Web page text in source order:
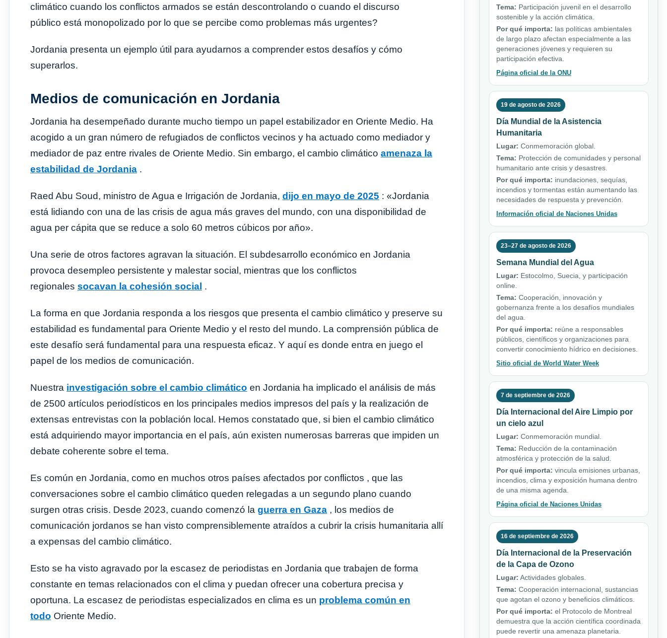
climático cuando los conflictos armados se están descontrolando o cuando el discurso
público está monopolizado por lo que se percibe como problemas más urgentes?
Jordania presenta un ejemplo útil para ayudarnos a comprender estos desafíos y cómo
superarlos.
Medios de comunicación en Jordania
Jordania ha desempeñado durante mucho tiempo un papel estabilizador en Oriente Medio. Ha
acogido a un gran número de refugiados de conflictos vecinos y ha actuado como mediador y
mediador de paz entre rivales de Oriente Medio. Sin embargo, el cambio climático amenaza la
estabilidad de Jordania .
Raed Abu Soud, ministro de Agua e Irrigación de Jordania, dijo en mayo de 2025 : «Jordania
está lidiando con una de las crisis de agua más graves del mundo, con una disponibilidad de
agua per cápita que se reduce a solo 60 metros cúbicos por año».
Una serie de otros factores agravan la situación. El subdesarrollo económico en Jordania
provoca desempleo persistente y malestar social, mientras que los conflictos
regionales socavan la cohesión social .
La forma en que Jordania responda a los riesgos que presenta el cambio climático y preserve su
estabilidad es fundamental para Oriente Medio y el resto del mundo. La comprensión pública de
este desafío será fundamental para una respuesta eficaz. Y aquí es donde entra en juego el
papel de los medios de comunicación.
Nuestra investigación sobre el cambio climático en Jordania ha implicado el análisis de más
de 2500 artículos periodísticos en los principales medios impresos del país y la realización de
extensas entrevistas con la población local. Hemos constatado que, si bien el cambio climático
está adquiriendo mayor importancia en el país, aún existen numerosas barreras que impiden un
debate coherente sobre el tema.
Es común en Jordania, como en muchos otros países afectados por conflictos , que las
conversaciones sobre el cambio climático queden relegadas a un segundo plano cuando
surgen otras crisis. Desde 2023, cuando comenzó la guerra en Gaza , los medios de
comunicación jordanos se han visto comprensiblemente atraídos a cubrir la crisis humanitaria allí
a expensas del cambio climático.
Esto se ha visto agravado por la escasez de periodistas en Jordania que trabajen de forma
constante en temas relacionados con el clima y puedan ofrecer una cobertura precisa y
oportuna. La escasez de periodistas especializados en clima es un problema común en
todo Oriente Medio.
Tema: Participación juvenil en el desarrollo
sostenible y la acción climática.
Por qué importa: las políticas ambientales
de largo plazo afectan especialmente a las
generaciones jóvenes y requieren su
participación efectiva.
Página oficial de la ONU
19 de agosto de 2026
Día Mundial de la Asistencia
Humanitaria
Lugar: Conmemoración global.
Tema: Protección de comunidades y personal
humanitario ante crisis y desastres.
Por qué importa: inundaciones, sequías,
incendios y tormentas están aumentando las
necesidades de respuesta y prevención.
Información oficial de Naciones Unidas
23–27 de agosto de 2026
Semana Mundial del Agua
Lugar: Estocolmo, Suecia, y participación
online.
Tema: Cooperación, innovación y
gobernanza frente a los desafíos mundiales
del agua.
Por qué importa: reúne a responsables
públicos, científicos y organizaciones para
convertir conocimiento hídrico en decisiones.
Sitio oficial de World Water Week
7 de septiembre de 2026
Día Internacional del Aire Limpio por
un cielo azul
Lugar: Conmemoración mundial.
Tema: Reducción de la contaminación
atmosférica y protección de la salud.
Por qué importa: vincula emisiones urbanas,
incendios, clima y exposición humana dentro
de una misma agenda.
Página oficial de Naciones Unidas
16 de septiembre de 2026
Día Internacional de la Preservación
de la Capa de Ozono
Lugar: Actividades globales.
Tema: Cooperación internacional, sustancias
que agotan el ozono y beneficios climáticos.
Por qué importa: el Protocolo de Montreal
demuestra que la acción científica coordinada
puede revertir una amenaza planetaria.